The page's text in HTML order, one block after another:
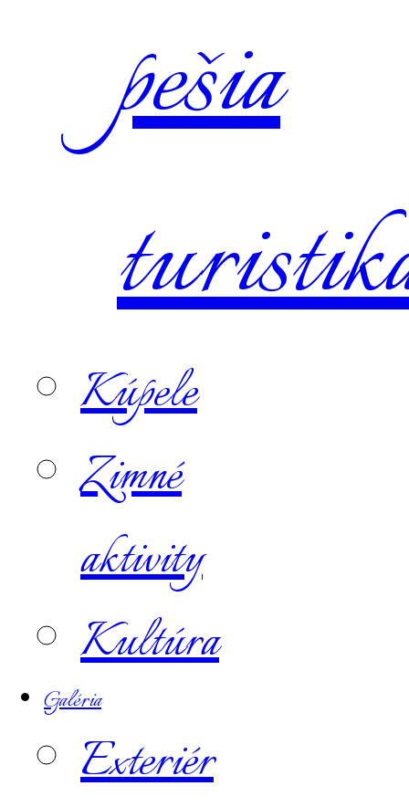
pešia
Kúpele
Zimné
aktivity
Kultúra
Galéria
Exteriér